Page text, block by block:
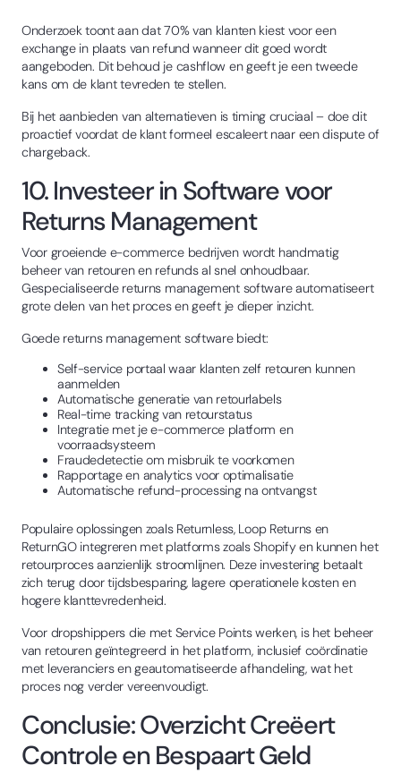
Onderzoek toont aan dat 70% van klanten kiest voor een
exchange in plaats van refund wanneer dit goed wordt
aangeboden. Dit behoud je cashflow en geeft je een tweede
kans om de klant tevreden te stellen.
Bij het aanbieden van alternatieven is timing cruciaal – doe dit
proactief voordat de klant formeel escaleert naar een dispute of
chargeback.
10. Investeer in Software voor
Returns Management
Voor groeiende e-commerce bedrijven wordt handmatig
beheer van retouren en refunds al snel onhoudbaar.
Gespecialiseerde returns management software automatiseert
grote delen van het proces en geeft je dieper inzicht.
Goede returns management software biedt:
Self-service portaal waar klanten zelf retouren kunnen
aanmelden
Automatische generatie van retourlabels
Real-time tracking van retourstatus
Integratie met je e-commerce platform en
voorraadsysteem
Fraudedetectie om misbruik te voorkomen
Rapportage en analytics voor optimalisatie
Automatische refund-processing na ontvangst
Populaire oplossingen zoals Returnless, Loop Returns en
ReturnGO integreren met platforms zoals Shopify en kunnen het
retourproces aanzienlijk stroomlijnen. Deze investering betaalt
zich terug door tijdsbesparing, lagere operationele kosten en
hogere klanttevredenheid.
Voor dropshippers die met Service Points werken, is het beheer
van retouren geïntegreerd in het platform, inclusief coördinatie
met leveranciers en geautomatiseerde afhandeling, wat het
proces nog verder vereenvoudigt.
Conclusie: Overzicht Creëert
Controle en Bespaart Geld